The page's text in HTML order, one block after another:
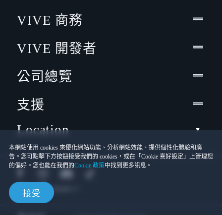
本網站使用 cookies 來優化網站功能、分析網站效能、提供個性化體驗和廣
告。您可點擊下方按鈕接受我們的 cookies，或在「Cookie 喜好設定」上管理您
的偏好。您也能在我們的Cookie 政策中找到更多訊息。
接受
VIVE 商務
VIVE 開發者
公司總覽
支援
Location